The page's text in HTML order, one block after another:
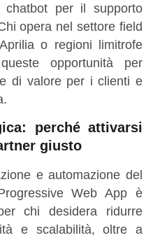
per il supporto
opera nel settore field
o regioni limitrofe
opportunità per
di valore per i clienti e
perché attivarsi
giusto
e automazione del
Web App è
chi desidera ridurre
e scalabilità, oltre a